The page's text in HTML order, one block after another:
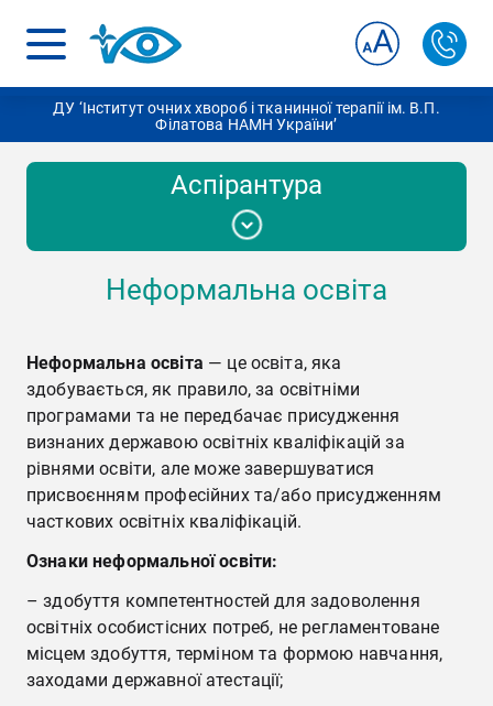
ДУ ‘Інститут очних хвороб і тканинної терапії ім. В.П.
Філатова НАМН України’
Аспірантура
Вступ до аспірантури
Документи
Освітній процес
Для аспірантів
Академічна мобільність
Анкетування та рейтинги
Неформальна освіта
Неформальна освіта — це освіта, яка
здобувається, як правило, за освітніми
програмами та не передбачає присудження
визнаних державою освітніх кваліфікацій за
рівнями освіти, але може завершуватися
присвоєнням професійних та/або присудженням
часткових освітніх кваліфікацій.
Ознаки неформальної освіти:
– здобуття компетентностей для задоволення
освітніх особистісних потреб, не регламентоване
місцем здобуття, терміном та формою навчання,
заходами державної атестації;